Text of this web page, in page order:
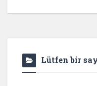
Lütfen bir